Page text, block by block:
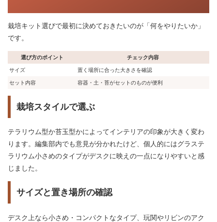
栽培キット選びで最初に決めておきたいのが「何をやりたいか」
です。
選び方のポイント チェック内容
サイズ 置く場所に合った大きさを確認
セット内容 容器・土・苔がセットのものが便利
栽培スタイルで選ぶ
テラリウム型か苔玉型かによってインテリアの印象が大きく変わ
ります。編集部内でも意見が分かれたけど、個人的にはグラステ
ラリウム小さめのタイプがデスクに映えの一点になりやすいと感
じました。
サイズと置き場所の確認
デスク上なら小さめ・コンパクトなタイプ、玩関やリビンのアク